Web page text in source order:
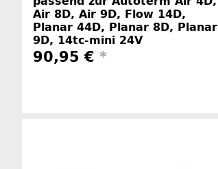
Air 8D, Air 9D, Flow 14D,
Planar 44D, Planar 8D, Planar
9D, 14tc-mini 24V
90,95 € *